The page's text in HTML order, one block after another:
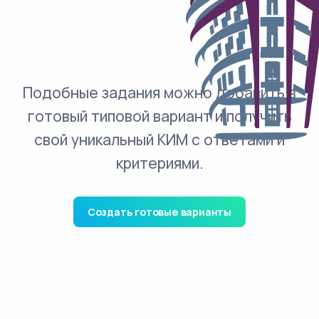
Подобные задания можно добавить в
готовый типовой вариант и получить
свой уникальный КИМ с ответами и
критериями.
Создать готовые варианты